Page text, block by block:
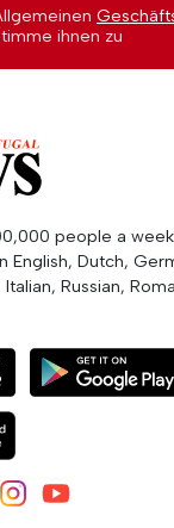
ihnen zu
people a
English, Dutch,
Russian,